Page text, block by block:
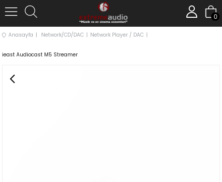
0
Anasayfa Network/CD/DAC Network Player / DAC
ieast Audiocast M5 Streamer